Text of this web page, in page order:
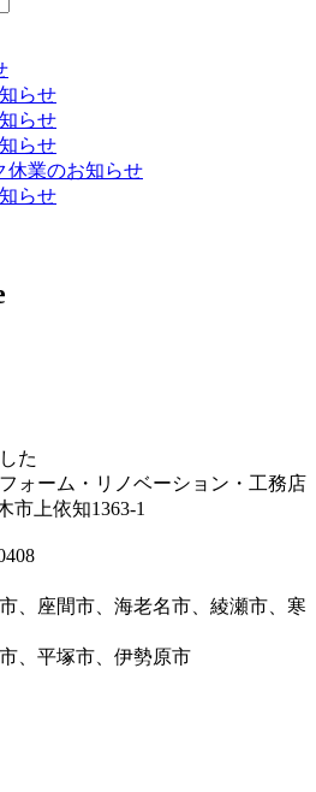
らせ
らせ
らせ
休業のお知らせ
らせ
た
ォーム・リノベーション・工務店
市上依知1363-1
、座間市、海老名市、綾瀬市、寒
、平塚市、伊勢原市